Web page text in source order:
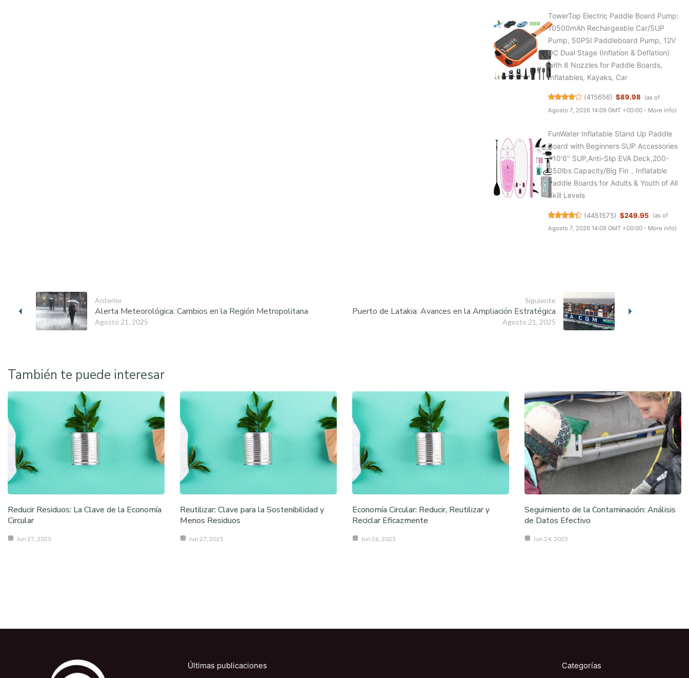
TowerTop Electric Paddle Board Pump:
10500mAh Rechargeable Car/SUP
Pump, 50PSI Paddleboard Pump, 12V
DC Dual Stage (Inflation & Deflation)
with 8 Nozzles for Paddle Boards,
Inflatables, Kayaks, Car
(415656) $89.98
(as of
Agosto 7, 2026 14:09 GMT +00:00 - More info)
FunWater Inflatable Stand Up Paddle
Board with Beginners SUP Accessories
| 10'6'' SUP,Anti-Slip EVA Deck,200-
450lbs Capacity/Big Fin，Inflatable
Paddle Boards for Adults & Youth of All
Skill Levels
(4451575) $249.95
(as of
Agosto 7, 2026 14:09 GMT +00:00 - More info)
Anterior
Agosto 21, 2025
Alerta Meteorológica: Cambios en la Región Metropolitana
Siguiente
Agosto 21, 2025
Puerto de Latakia: Avances en la Ampliación Estratégica
También te puede interesar
Reducir Residuos: La Clave de la Economía
Circular
Jun 27, 2025
Reutilizar: Clave para la Sostenibilidad y
Menos Residuos
Jun 27, 2025
Economía Circular: Reducir, Reutilizar y
Reciclar Eficazmente
Jun 26, 2025
Seguimiento de la Contaminación: Análisis
de Datos Efectivo
Jun 24, 2025
Últimas publicaciones Categorías